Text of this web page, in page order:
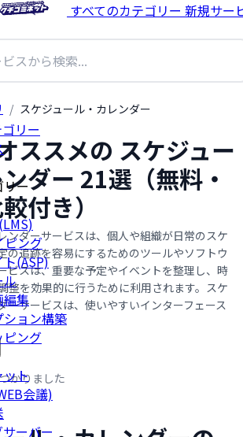
すべてのカテゴリー 新規サー
リー
リー
ピング
(ASP)
ル
編集
ョン構築
ピング
ット
会議)
ーバー
/ スケジュール・カレンダー
ススメの スケジュー
ダー 21選（無料・
付き）
ンダーサービスは、個人や組織が日常のスケ
の追跡を容易にするためのツールやソフトウ
ビスは、重要な予定やイベントを整理し、時
整を効果的に行うために利用されます。スケ
ーサービスは、使いやすいインターフェース
かりました